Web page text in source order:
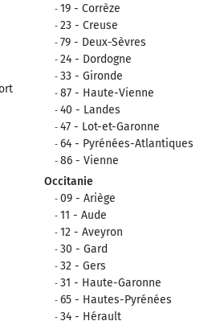
19 - Corrèze
23 - Creuse
79 - Deux-Sèvres
24 - Dordogne
33 - Gironde
87 - Haute-Vienne
40 - Landes
47 - Lot-et-Garonne
64 - Pyrénées-Atlantiques
86 - Vienne
Occitanie
09 - Ariège
11 - Aude
12 - Aveyron
30 - Gard
32 - Gers
31 - Haute-Garonne
65 - Hautes-Pyrénées
34 - Hérault